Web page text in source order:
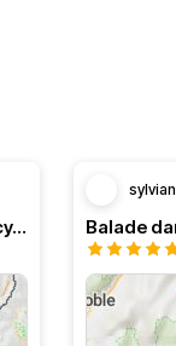
Trip d'épingles folles, départ Annecy, tour du Lac Majeur
sylvian